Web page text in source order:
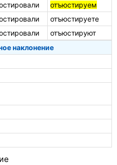
отъюстируем
отъюстируете
отъюстируют
наклонение